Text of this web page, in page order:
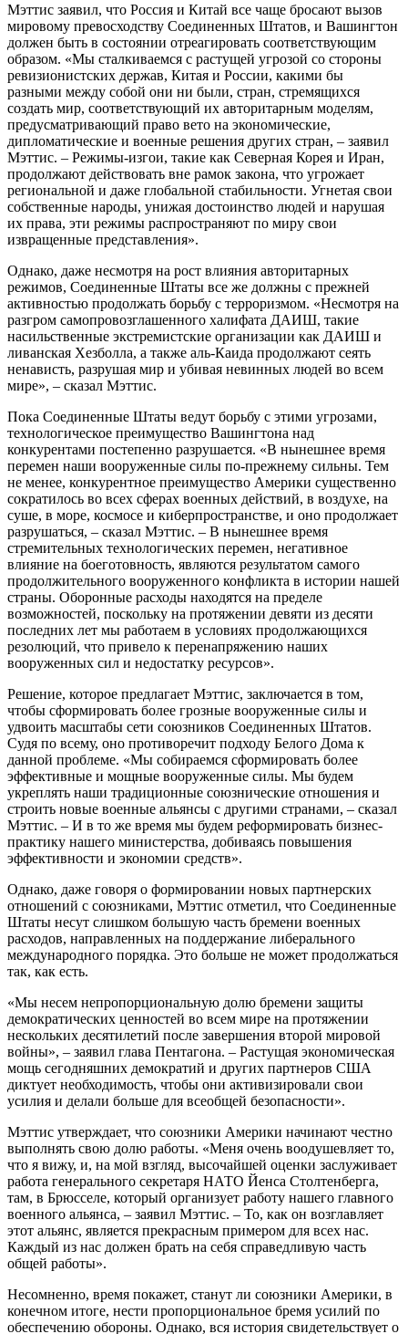
Мэттис заявил, что Россия и Китай все чаще бросают вызов
мировому превосходству Соединенных Штатов, и Вашингтон
должен быть в состоянии отреагировать соответствующим
образом. «Мы сталкиваемся с растущей угрозой со стороны
ревизионистских держав, Китая и России, какими бы
разными между собой они ни были, стран, стремящихся
создать мир, соответствующий их авторитарным моделям,
предусматривающий право вето на экономические,
дипломатические и военные решения других стран, – заявил
Мэттис. – Режимы-изгои, такие как Северная Корея и Иран,
продолжают действовать вне рамок закона, что угрожает
региональной и даже глобальной стабильности. Угнетая свои
собственные народы, унижая достоинство людей и нарушая
их права, эти режимы распространяют по миру свои
извращенные представления».
Однако, даже несмотря на рост влияния авторитарных
режимов, Соединенные Штаты все же должны с прежней
активностью продолжать борьбу с терроризмом. «Несмотря на
разгром самопровозглашенного халифата ДАИШ, такие
насильственные экстремистские организации как ДАИШ и
ливанская Хезболла, а также аль-Каида продолжают сеять
ненависть, разрушая мир и убивая невинных людей во всем
мире», – сказал Мэттис.
Пока Соединенные Штаты ведут борьбу с этими угрозами,
технологическое преимущество Вашингтона над
конкурентами постепенно разрушается. «В нынешнее время
перемен наши вооруженные силы по-прежнему сильны. Тем
не менее, конкурентное преимущество Америки существенно
сократилось во всех сферах военных действий, в воздухе, на
суше, в море, космосе и киберпространстве, и оно продолжает
разрушаться, – сказал Мэттис. – В нынешнее время
стремительных технологических перемен, негативное
влияние на боеготовность, являются результатом самого
продолжительного вооруженного конфликта в истории нашей
страны. Оборонные расходы находятся на пределе
возможностей, поскольку на протяжении девяти из десяти
последних лет мы работаем в условиях продолжающихся
резолюций, что привело к перенапряжению наших
вооруженных сил и недостатку ресурсов».
Решение, которое предлагает Мэттис, заключается в том,
чтобы сформировать более грозные вооруженные силы и
удвоить масштабы сети союзников Соединенных Штатов.
Судя по всему, оно противоречит подходу Белого Дома к
данной проблеме. «Мы собираемся сформировать более
эффективные и мощные вооруженные силы. Мы будем
укреплять наши традиционные союзнические отношения и
строить новые военные альянсы с другими странами, – сказал
Мэттис. – И в то же время мы будем реформировать бизнес-
практику нашего министерства, добиваясь повышения
эффективности и экономии средств».
Однако, даже говоря о формировании новых партнерских
отношений с союзниками, Мэттис отметил, что Соединенные
Штаты несут слишком большую часть бремени военных
расходов, направленных на поддержание либерального
международного порядка. Это больше не может продолжаться
так, как есть.
«Мы несем непропорциональную долю бремени защиты
демократических ценностей во всем мире на протяжении
нескольких десятилетий после завершения второй мировой
войны», – заявил глава Пентагона. – Растущая экономическая
мощь сегодняшних демократий и других партнеров США
диктует необходимость, чтобы они активизировали свои
усилия и делали больше для всеобщей безопасности».
Мэттис утверждает, что союзники Америки начинают честно
выполнять свою долю работы. «Меня очень воодушевляет то,
что я вижу, и, на мой взгляд, высочайшей оценки заслуживает
работа генерального секретаря НАТО Йенса Столтенберга,
там, в Брюсселе, который организует работу нашего главного
военного альянса, – заявил Мэттис. – То, как он возглавляет
этот альянс, является прекрасным примером для всех нас.
Каждый из нас должен брать на себя справедливую часть
общей работы».
Несомненно, время покажет, станут ли союзники Америки, в
конечном итоге, нести пропорциональное бремя усилий по
обеспечению обороны. Однако, вся история свидетельствует о